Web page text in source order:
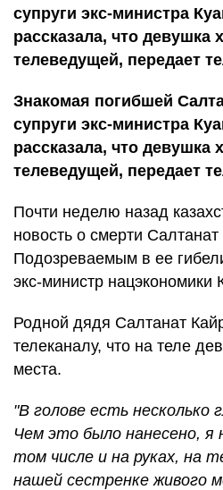
супруги экс-министра
рассказала, что девушка
телеведущей, передает
Знакомая погибшей
супруги экс-министра
рассказала, что девушка
телеведущей, передает
Почти неделю назад
новость о смерти
Подозреваемым в ее
экс-министр
Родной дядя Салтанат
телеканалу, что на теле
места.
"В голове есть несколько
Чем это было нанесено, я
том числе и на руках, на
нашей сестренке живого